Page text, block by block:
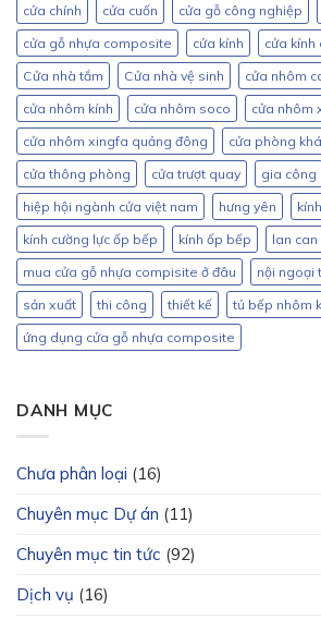
cửa chính
cửa cuốn cửa gỗ công nghiệp
cửa gỗ nhựa composite
cửa kính
cửa kính
Cửa nhà tắm
Cửa nhà vệ sinh
cửa nhôm
cửa nhôm kính
cửa nhôm soco
cửa nhôm
cửa nhôm xingfa quảng đông
cửa phòng
cửa thông phòng
cửa trượt quay gia công
hiệp hội ngành cửa việt nam
hưng yên
kính cường lực ốp bếp
kính ốp bếp lan can
mua cửa gỗ nhựa compisite ở đâu
nội ngoại
sản xuất
thi công thiết kế tủ bếp nhôm
ứng dụng cửa gỗ nhựa composite
DANH MỤC
Chưa phân loại (16)
Chuyên mục Dự án (11)
Chuyên mục tin tức (92)
Dịch vụ (16)